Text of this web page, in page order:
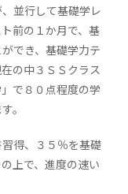
並行して基礎学レ
前の１か月で、基
でき、基礎学力テ
の中３ＳＳクラス
で８０点程度の学
。
得、３５％を基礎
上で、進度の速い